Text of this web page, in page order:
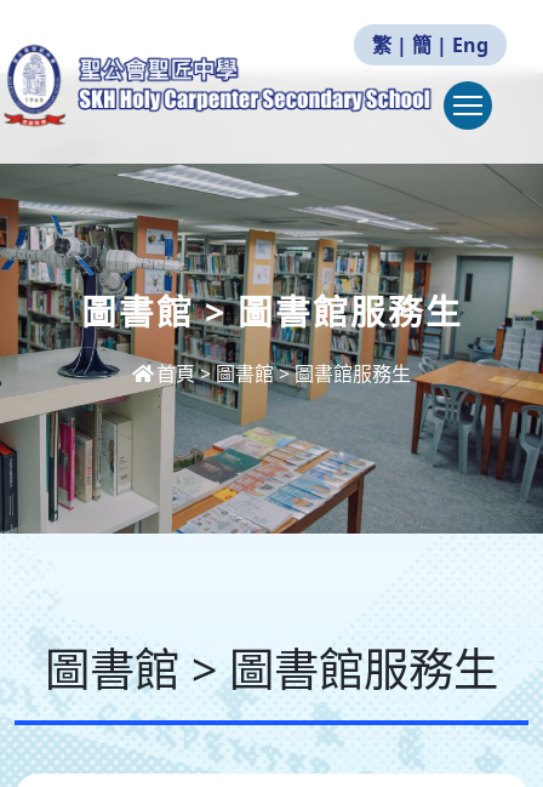
繁 | 簡 | Eng
圖書館 > 圖書館服務生
首頁>圖書館 > 圖書館服務生
圖書館 > 圖書館服務生